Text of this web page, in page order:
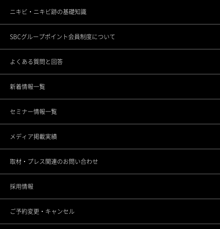
渋谷道玄坂院
池袋院
銀座院
東銀座院
銀座ANNEX院
上野院
町田院
立川院
横浜院
ゴリラフィロソフィー
医療機関としてのこだわり
スタッフの思い
スポーツ応援活動
CSRの取り組み
調査データアーカイブ
未成年者さまのご契約について
メンバーシップギフトとは
各種セミナーの開催
ニキビ・ニキビ跡の基礎知識
SBCグループポイント会員制度について
よくある質問と回答
新着情報一覧
セミナー情報一覧
メディア掲載実績
取材・プレス関連のお問い合わせ
採用情報
ご予約変更・キャンセル